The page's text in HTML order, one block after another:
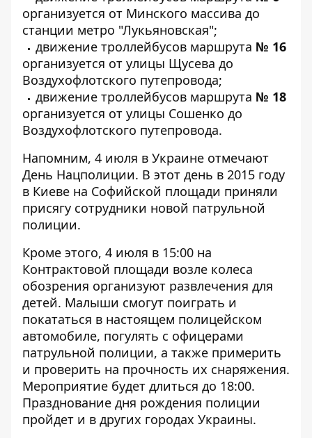
организуется от Минского массива до
станции метро "Лукьяновская";
движение троллейбусов маршрута № 16
организуется от улицы Щусева до
Воздухофлотского путепровода;
движение троллейбусов маршрута № 18
организуется от улицы Сошенко до
Воздухофлотского путепровода.
Напомним, 4 июля в Украине отмечают
День Нацполиции. В этот день в 2015 году
в Киеве на Софийской площади приняли
присягу сотрудники новой патрульной
полиции.
Кроме этого, 4 июля в 15:00 на
Контрактовой площади возле колеса
обозрения организуют развлечения для
детей. Малыши смогут поиграть и
покататься в настоящем полицейском
автомобиле, погулять с офицерами
патрульной полиции, а также примерить
и проверить на прочность их снаряжения.
Мероприятие будет длиться до 18:00.
Празднование дня рождения полиции
пройдет и в других городах Украины.